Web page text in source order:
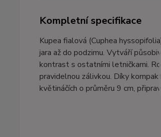
Kompletní specifikace
Kupea fialová (Cuphea
jara až do podzimu. Vytváří
kontrast s ostatními letničkami.
pravidelnou zálivkou. Díky
květináčích o průměru 9 cm,